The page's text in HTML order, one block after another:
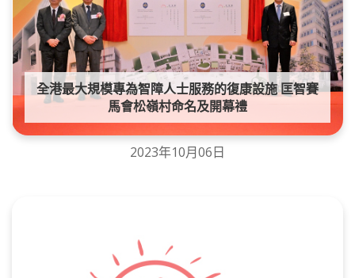
全港最大規模專為智障人士服務的復康設施 匡智賽
馬會松嶺村命名及開幕禮
2023年10月06日